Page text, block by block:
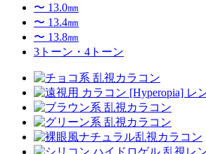
〜 13.0㎜
〜 13.4㎜
〜 13.8㎜
3トーン・4トーン